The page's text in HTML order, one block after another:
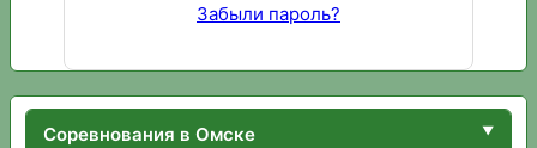
Забыли пароль?
Соревнования в Омске